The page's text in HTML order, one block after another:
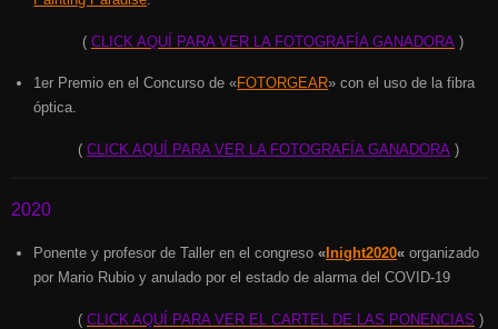
( CLICK AQUÍ PARA VER LA FOTOGRAFÍA GANADORA )
1er Premio en el Concurso de «FOTORGEAR» con el uso de la fibra
óptica.
( CLICK AQUÍ PARA VER LA FOTOGRAFÍA GANADORA )
2020
Ponente y profesor de Taller en el congreso « Inight2020« organizado
por Mario Rubio y anulado por el estado de alarma del COVID-19
( CLICK AQUÍ PARA VER EL CARTEL DE LAS PONENCIAS )